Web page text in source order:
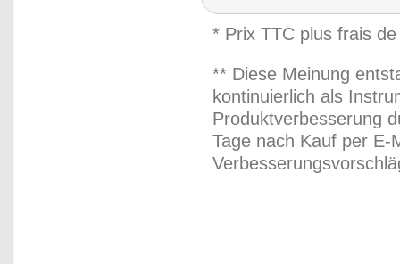
* Prix TTC plus frais
** Diese Meinung
kontinuierlich als
Produktverbesserung
Tage nach Kauf per E-